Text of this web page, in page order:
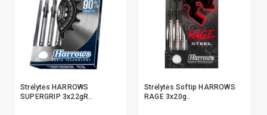
Strėlytės HARROWS
SUPERGRIP 3x22gR..
Strėlytės Softip HARROWS
RAGE 3x20g..